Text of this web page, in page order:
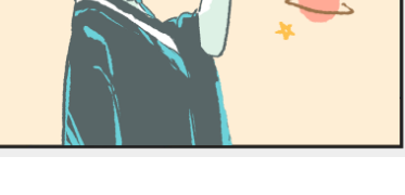
ColleGo! 大學選才與高中育才輔助系統